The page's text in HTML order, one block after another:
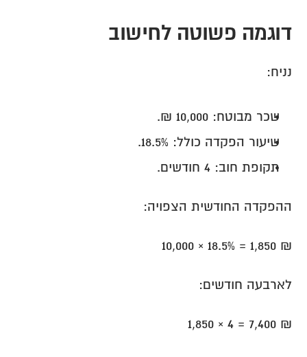
דוגמה פשוטה לחישוב
נניח:
שכר מבוטח: 10,000 ₪.
שיעור הפקדה כולל: 18.5%.
תקופת חוב: 4 חודשים.
ההפקדה החודשית הצפויה:
10,000 × 18.5% = 1,850 ₪
לארבעה חודשים:
1,850 × 4 = 7,400 ₪